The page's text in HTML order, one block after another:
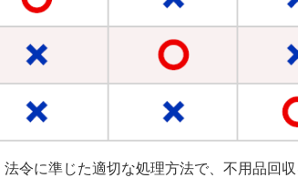
令に準じた適切な処理方法で、不用品回